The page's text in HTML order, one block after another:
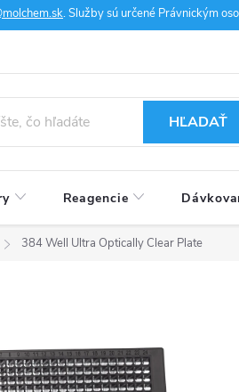
. Služby sú určené Právnickým
údajov
HĽADAŤ
Reagencie
384 Well Ultra Optically Clear Plate